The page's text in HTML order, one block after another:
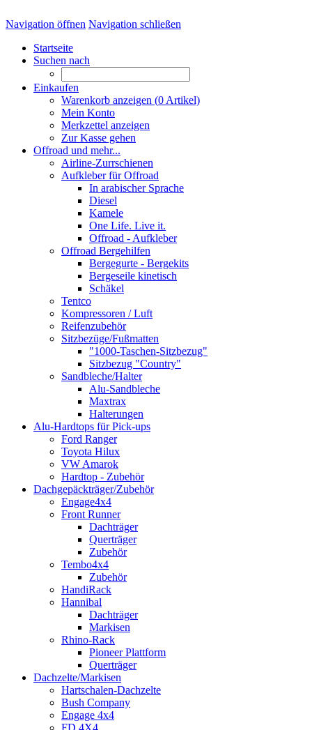
Navigation öffnen Navigation schließen
Startseite
Suchen nach
Einkaufen
Warenkorb anzeigen (0 Artikel)
Mein Konto
Merkzettel anzeigen
Zur Kasse gehen
Offroad und mehr...
Airline-Zurrschienen
Aufkleber für Offroad
In arabischer Sprache
Diesel
Kamele
One Life. Live it.
Offroad - Aufkleber
Offroad Bergehilfen
Bergegurte - Bergekits
Bergeseile kinetisch
Schäkel
Tentco
Kompressoren / Luft
Reifenzubehör
Sitzbezüge/Fußmatten
"1000-Taschen-Sitzbezug"
Sitzbezug "Country"
Sandbleche/Halter
Alu-Sandbleche
Maxtrax
Halterungen
Alu-Hardtops für Pick-ups
Ford Ranger
Toyota Hilux
VW Amarok
Hardtop - Zubehör
Dachgepäckträger/Zubehör
Engage4x4
Front Runner
Dachträger
Querträger
Zubehör
Tembo4x4
Zubehör
HandiRack
Hannibal
Dachträger
Markisen
Rhino-Rack
Pioneer Plattform
Querträger
Dachzelte/Markisen
Hartschalen-Dachzelte
Bush Company
Engage 4x4
FD 4X4